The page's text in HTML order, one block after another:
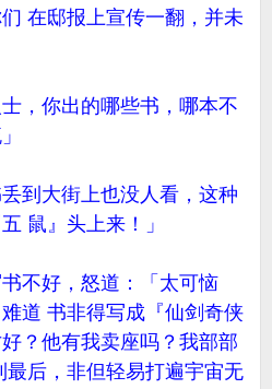
在邸报上宣传一翻，并未
，你出的哪些书，哪本不
到大街上也没人看，这种
鼠』头上来！」
不好，怒道：「太可恼
道 书非得写成『仙剑奇侠
？他有我卖座吗？我部部
后，非但轻易打遍宇宙无